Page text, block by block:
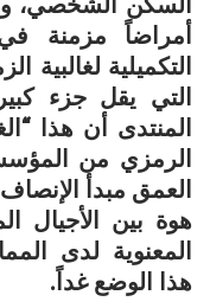
أمراضاً مزمنة
التكميلية
المنتدى أن هذا
الرمزي من
العمق مبدأ
هوة بين الأجيال
المعنوية لدى
هذا الوضع غداً.